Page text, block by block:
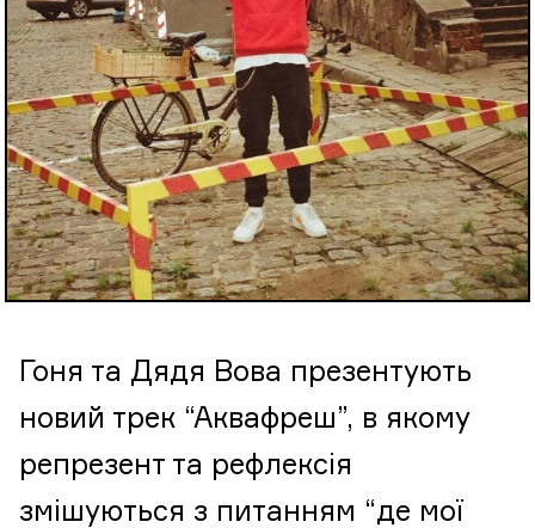
Гоня та Дядя Вова презентують
новий трек “Аквафреш”, в якому
репрезент та рефлексія
змішуються з питанням “де мої